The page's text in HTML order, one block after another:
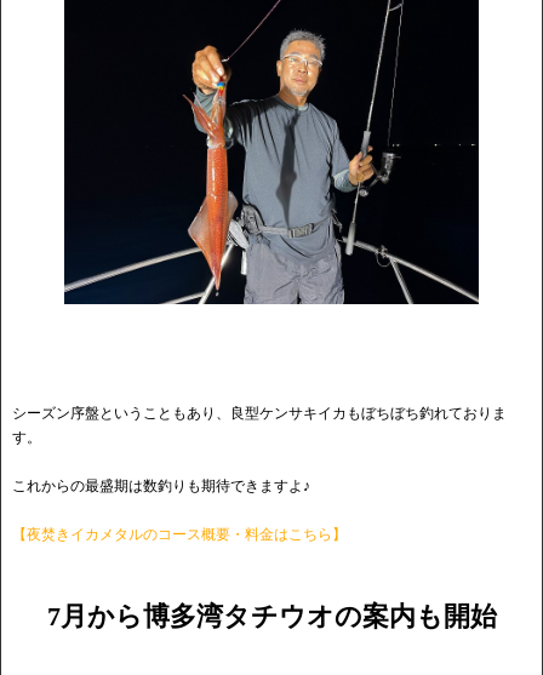
シーズン序盤ということもあり、良型ケンサキイカもぼちぼち釣れておりま
す。
これからの最盛期は数釣りも期待できますよ♪
【夜焚きイカメタルのコース概要・料金はこちら】
7月から博多湾タチウオの案内も開始